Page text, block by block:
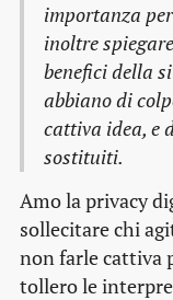
importanza
inoltre
benefici della
abbiano di
cattiva idea, e
sostituiti.
Amo la privacy
sollecitare chi
non farle cattiva
tollero le